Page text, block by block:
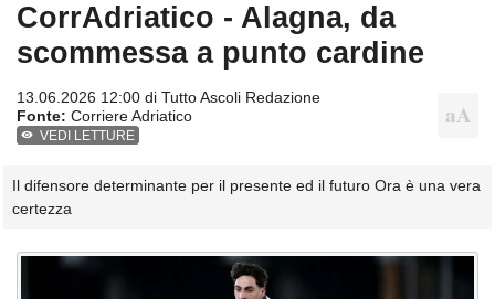
CorrAdriatico - Alagna, da
scommessa a punto cardine
13.06.2026 12:00 di Tutto Ascoli Redazione
Fonte: Corriere Adriatico
VEDI LETTURE
Il difensore determinante per il presente ed il futuro Ora è una vera
certezza